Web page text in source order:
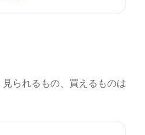
られるもの、買えるものは